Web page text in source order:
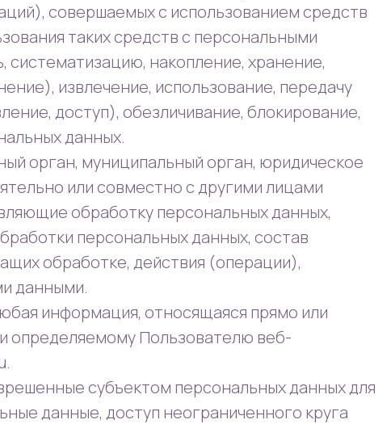
совершаемых с использованием средств
таких средств с персональными
систематизацию, накопление, хранение,
извлечение, использование, передачу
доступ), обезличивание, блокирование,
данных.
орган, муниципальный орган, юридическое
или совместно с другими лицами
обработку персональных данных,
персональных данных, состав
обработке, действия (операции),
данными.
информация, относящаяся прямо или
определяемому Пользователю веб-
субъектом персональных данных для
данные, доступ неограниченного круга